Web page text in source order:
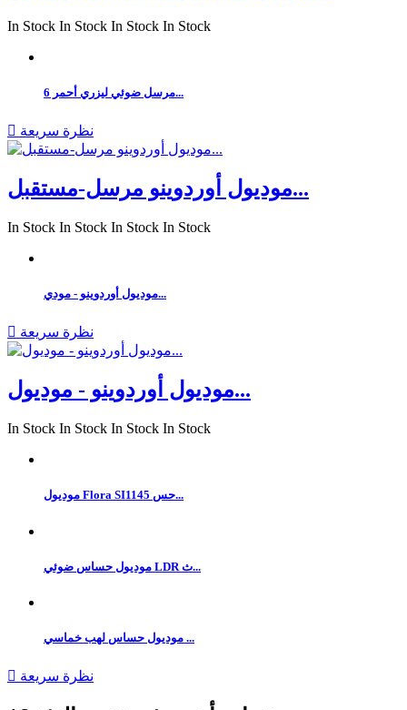
In Stock In Stock In Stock In Stock
مرسل ضوئي ليزري أحمر 6...
 نظرة سريعة
موديول أوردوينو مرسل-مستقبل...
In Stock In Stock In Stock In Stock
موديول أوردوينو - مودي...
 نظرة سريعة
موديول أوردوينو - موديول...
In Stock In Stock In Stock In Stock
موديول Flora SI1145 حس...
موديول حساس ضوئي LDR ث...
موديول حساس لهب خماسي ...
 نظرة سريعة